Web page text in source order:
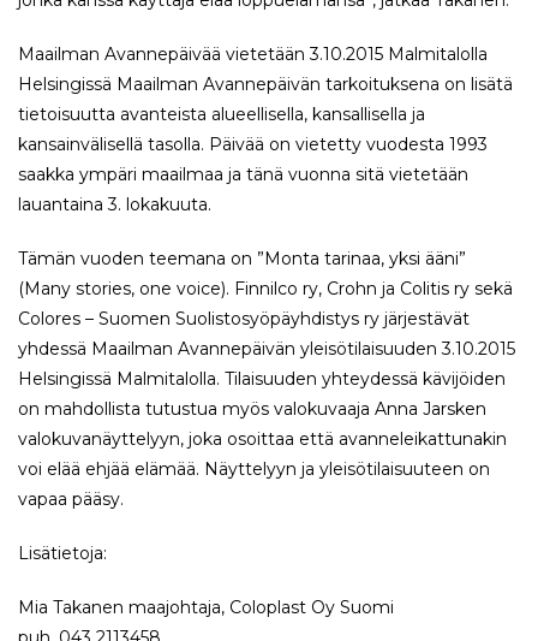
Maailman Avannepäivää vietetään 3.10.2015 Malmitalolla
Helsingissä Maailman Avannepäivän tarkoituksena on lisätä
tietoisuutta avanteista alueellisella, kansallisella ja
kansainvälisellä tasolla. Päivää on vietetty vuodesta 1993
saakka ympäri maailmaa ja tänä vuonna sitä vietetään
lauantaina 3. lokakuuta.
Tämän vuoden teemana on ”Monta tarinaa, yksi ääni”
(Many stories, one voice). Finnilco ry, Crohn ja Colitis ry sekä
Colores – Suomen Suolistosyöpäyhdistys ry järjestävät
yhdessä Maailman Avannepäivän yleisötilaisuuden 3.10.2015
Helsingissä Malmitalolla. Tilaisuuden yhteydessä kävijöiden
on mahdollista tutustua myös valokuvaaja Anna Jarsken
valokuvanäyttelyyn, joka osoittaa että avanneleikattunakin
voi elää ehjää elämää. Näyttelyyn ja yleisötilaisuuteen on
vapaa pääsy.
Lisätietoja:
Mia Takanen maajohtaja, Coloplast Oy Suomi